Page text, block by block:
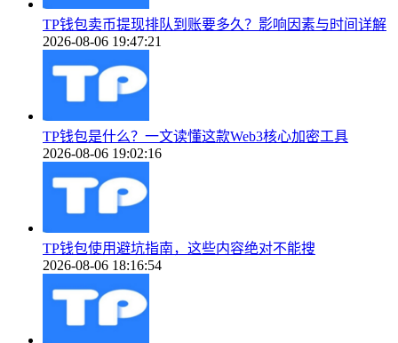
TP钱包卖币提现排队到账要多久？影响因素与时间详解
2026-08-06 19:47:21
TP钱包是什么？一文读懂这款Web3核心加密工具
2026-08-06 19:02:16
TP钱包使用避坑指南，这些内容绝对不能搜
2026-08-06 18:16:54